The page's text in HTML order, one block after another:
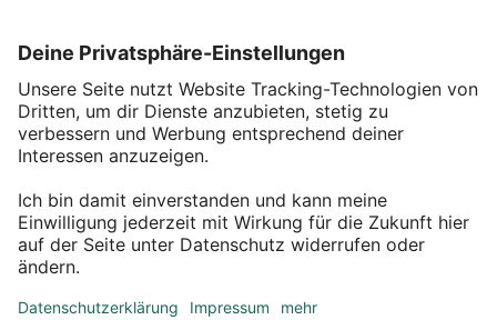
Service
Über DEPOT
Kontakt